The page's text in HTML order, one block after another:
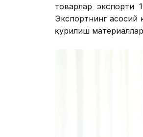
товарлар экспорти
Экспортнинг асосий
қурилиш